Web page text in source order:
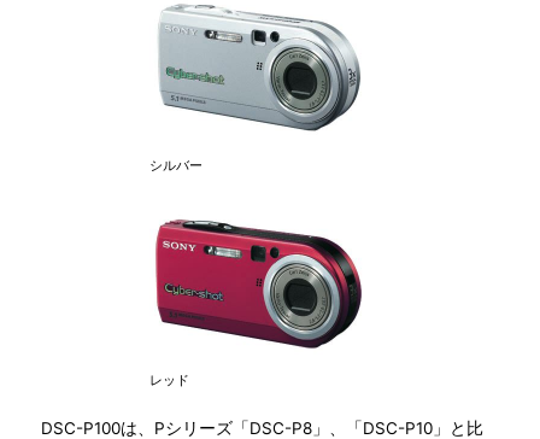
シルバー
レッド
DSC-P100は、Pシリーズ「DSC-P8」、「DSC-P10」と比